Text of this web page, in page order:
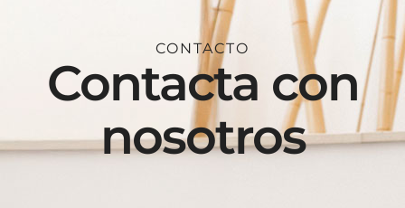
CONTACTO
Contacta con
nosotros